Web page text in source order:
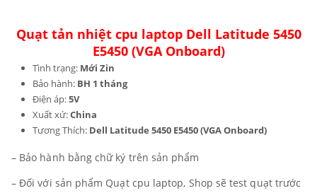
Quạt tản nhiệt cpu laptop Dell Latitude 5450
E5450 (VGA Onboard)
Tình trạng: Mới Zin
Bảo hành: BH 1 tháng
Điện áp:5V
Xuất xứ:China
Tương Thích: Dell Latitude 5450 E5450 (VGA Onboard)
– Bảo hành bằng chữ ký trên sản phẩm
– Đối với sản phẩm Quạt cpu laptop, Shop sẽ test quạt trước